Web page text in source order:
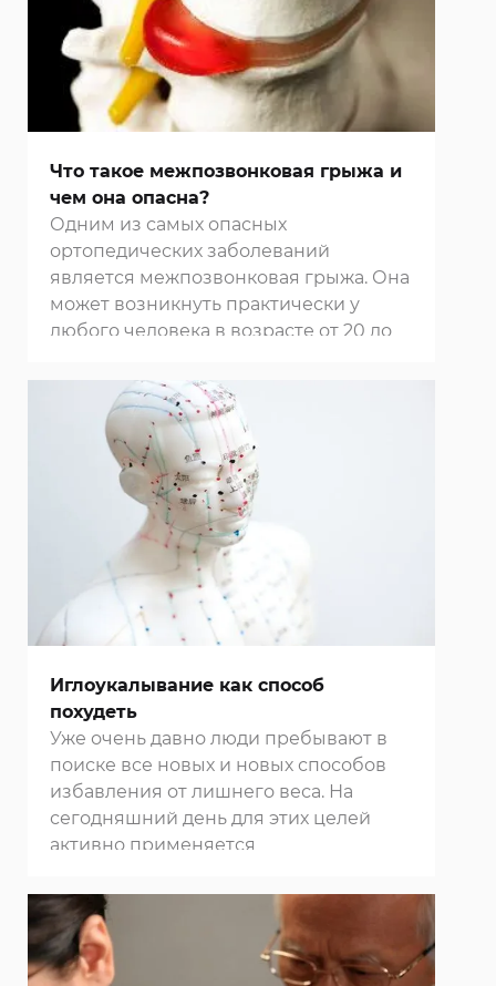
Что такое межпозвонковая грыжа и
чем она опасна?
Одним из самых опасных
ортопедических заболеваний
является межпозвонковая грыжа. Она
может возникнуть практически у
любого человека в возрасте от 20 до
Иглоукалывание как способ
похудеть
Уже очень давно люди пребывают в
поиске все новых и новых способов
избавления от лишнего веса. На
сегодняшний день для этих целей
активно применяется
древней восточной медицины. Она
основывается на том, что на теле
человека располагается больше 350
биологически активных точек,